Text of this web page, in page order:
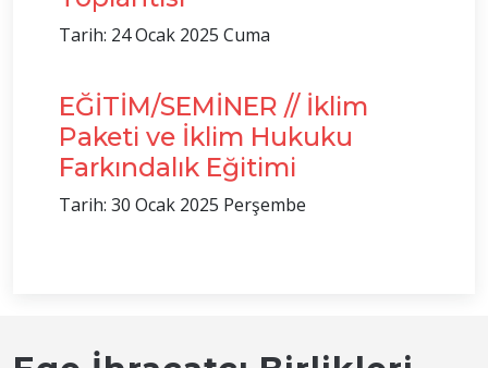
Tarih: 24 Ocak 2025 Cuma
EĞİTİM/SEMİNER // İklim
Paketi ve İklim Hukuku
Farkındalık Eğitimi
Tarih: 30 Ocak 2025 Perşembe